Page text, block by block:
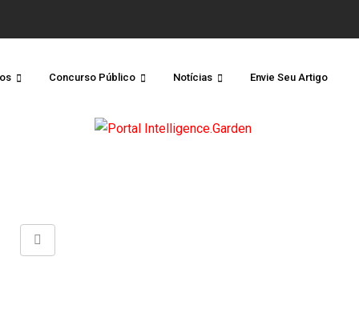
Concurso Público Notícias Envie Seu Artigo
Share